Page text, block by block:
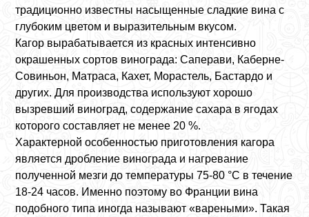
традиционно известны насыщенные сладкие вина с
глубоким цветом и выразительным вкусом.
Кагор вырабатывается из красных интенсивно
окрашенных сортов винограда: Саперави, Каберне-
Совиньон, Матраса, Кахет, Морастель, Бастардо и
других. Для производства используют хорошо
вызревший виноград, содержание сахара в ягодах
которого составляет не менее 20 %.
Характерной особенностью приготовления кагора
является дробление винограда и нагревание
полученной мезги до температуры 75-80 °C в течение
18-24 часов. Именно поэтому во Франции вина
подобного типа иногда называют «вареными». Такая